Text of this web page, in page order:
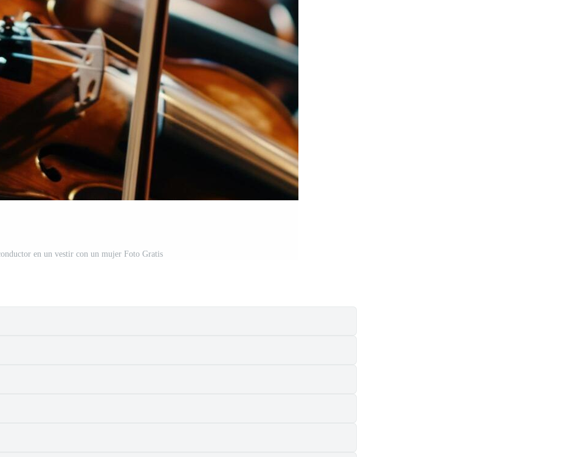
en un vestir con un mujer Foto Gratis